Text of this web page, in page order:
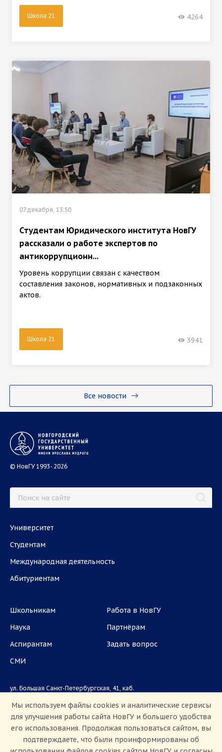
Все новости
Школа 21 4264
07 декабря, 13:50
Студентам Юридического института НовГУ
рассказали о работе экспертов по
антикоррупционн...
Уровень коррупции связан с качеством
составления законов, нормативных и подзаконных
актов.
Школа 21 3941
© НовГУ 1993- 2026
Университет
Студентам
Международная деятельность
Абитуриентам
Школьникам
Наука
Аспирантам
СМИ
Работа в НовГУ
Партнёрам
Задать вопрос
ул. Большая Санкт-Петербургская, 41, каб.
Приемная комиссия: +7(8162)33-20-44
Мы используем файлы cookies и аналитические сервисы
для улучшения работы сайта НовГУ и большего удобства
его использования. Продолжая пользоваться сайтом, вы
подтверждаете, что были проинформированы об